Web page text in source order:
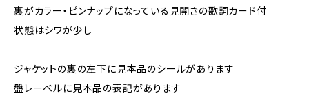
裏がカラー・ピンナップになっている見開きの歌詞カード付
状態はシワが少し
ジャケットの裏の左下に見本品のシールがあります
盤レーベルに見本品の表記があります